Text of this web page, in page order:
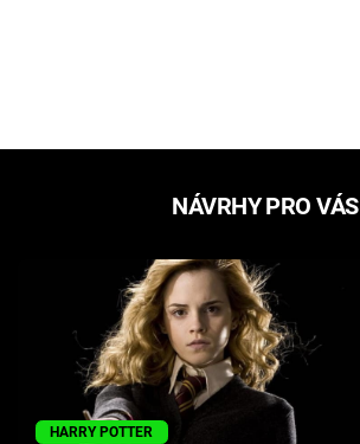
NÁVRHY PRO VÁS
HARRY POTTER